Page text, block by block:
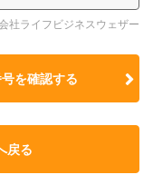
社ライフビジネスウェザー
を確認する
戻る